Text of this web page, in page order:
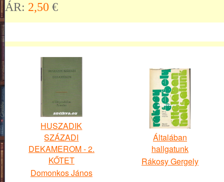
ÁR: 2,50 €
HUSZADIK
SZÁZADI
DEKAMEROM - 2.
KŐTET
Domonkos János
Általában
hallgatunk
Rákosy Gergely